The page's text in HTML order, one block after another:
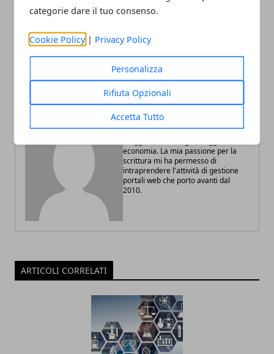
categorie dare il tuo consenso.
Cookie Policy | Privacy Policy
Personalizza
Rifiuta Opzionali
Accetta Tutto
guidano 1 impresa
agricola su 4
Articolo Successivo
preliminari
Redazione
economia. La mia passione per la
scrittura mi ha permesso di
intraprendere l'attività di gestione
portali web che porto avanti dal
2010.
ARTICOLI CORRELATI